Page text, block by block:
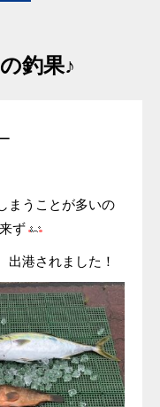
釣果♪
まうことが多いの
ず
出港されました！